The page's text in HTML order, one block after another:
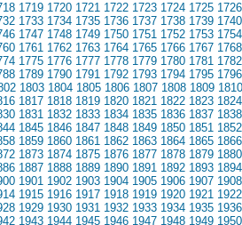
1719 1720 1721 1722 1723 1724 1725 1726
1733 1734 1735 1736 1737 1738 1739 1740
1747 1748 1749 1750 1751 1752 1753 1754
1761 1762 1763 1764 1765 1766 1767 1768
1775 1776 1777 1778 1779 1780 1781 1782
1789 1790 1791 1792 1793 1794 1795 1796
1803 1804 1805 1806 1807 1808 1809 1810
1817 1818 1819 1820 1821 1822 1823 1824
1831 1832 1833 1834 1835 1836 1837 1838
1845 1846 1847 1848 1849 1850 1851 1852
1859 1860 1861 1862 1863 1864 1865 1866
1873 1874 1875 1876 1877 1878 1879 1880
1887 1888 1889 1890 1891 1892 1893 1894
1901 1902 1903 1904 1905 1906 1907 1908
1915 1916 1917 1918 1919 1920 1921 1922
1929 1930 1931 1932 1933 1934 1935 1936
1943 1944 1945 1946 1947 1948 1949 1950